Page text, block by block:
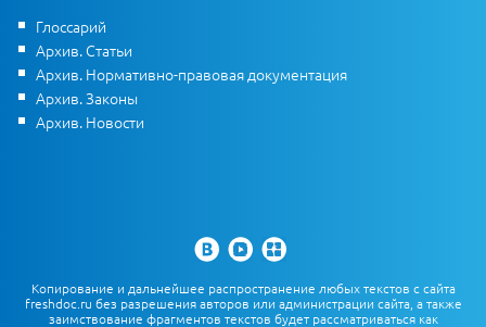
Глоссарий
Архив. Статьи
Архив. Нормативно-правовая документация
Архив. Законы
Архив. Новости
Копирование и дальнейшее распространение любых текстов с сайта
freshdoc.ru без разрешения авторов или администрации сайта, а также
заимствование фрагментов текстов будет рассматриваться как